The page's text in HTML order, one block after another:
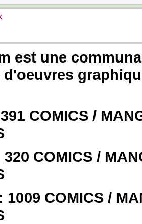
est une
COMICS /
320 COMICS /
: 1009 COMICS /